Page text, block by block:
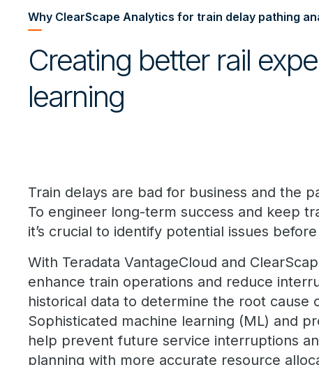
Why ClearScape Analytics for train delay pathing
Creating better rail
learning
Train delays are bad for business and the
To engineer long-term success and keep
it’s crucial to identify potential issues
With Teradata VantageCloud and
enhance train operations and reduce
historical data to determine the root cause
Sophisticated machine learning (ML) and
help prevent future service interruptions
planning with more accurate resource